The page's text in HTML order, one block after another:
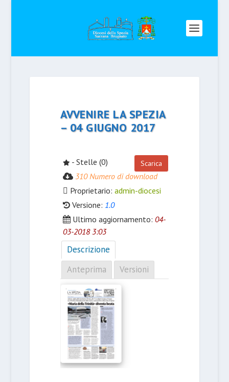
AVVENIRE LA SPEZIA
– 04 GIUGNO 2017
Scarica
- Stelle (0)
310 Numero di download
Proprietario: admin-diocesi
Versione: 1.0
Ultimo aggiornamento: 04-
03-2018 3:03
Descrizione
Anteprima
Versioni